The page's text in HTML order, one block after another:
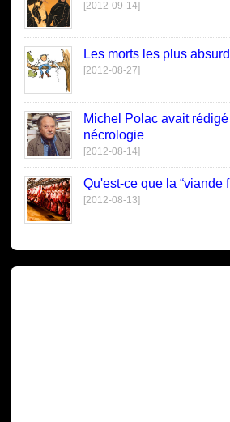
[2012-09-14]
Les morts les plus
[2012-08-27]
Michel Polac avait
nécrologie
[2012-08-14]
Qu'est-ce que la “viande
[2012-08-13]